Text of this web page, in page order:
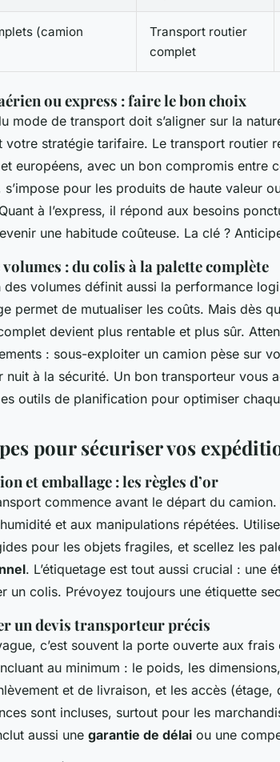
(camion
Transport routier
complet
ou express : faire le bon choix
mode de transport doit s’aligner sur la
votre stratégie tarifaire. Le transport routier
européens, avec un bon compromis entre
s’impose pour les produits de haute valeur
à l’express, il répond aux besoins
une habitude coûteuse. La clé ?
: du colis à la palette complète
des volumes définit aussi la performance
permet de mutualiser les coûts. Mais dès
devient plus rentable et plus sûr.
: sous-exploiter un camion pèse sur
nuit à la sécurité. Un bon transporteur vous
outils de planification pour optimiser
pour sécuriser vos
et emballage : les règles d’or
commence avant le départ du camion.
et aux manipulations répétées.
pour les objets fragiles, et scellez les
. L’étiquetage est tout aussi crucial : une
un colis. Prévoyez toujours une étiquette
un devis transporteur précis
c’est souvent la porte ouverte aux
au minimum : le poids, les
et de livraison, et les accès
sont incluses, surtout pour les
aussi une garantie de délai ou une